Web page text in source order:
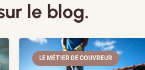
le blog.
LE MÉTIER DE COUVREUR